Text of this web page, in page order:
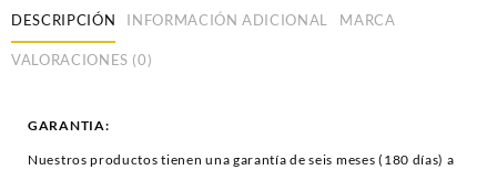
DESCRIPCIÓN INFORMACIÓN ADICIONAL MARCA
VALORACIONES (0)
GARANTIA:
Nuestros productos tienen una garantía de seis meses (180 días) a